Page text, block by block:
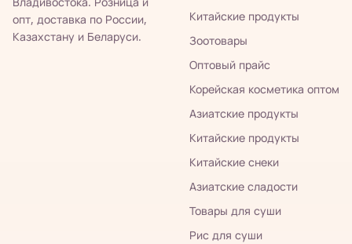
опт, доставка по России,
Казахстану и Беларуси.
Китайские продукты
Зоотовары
Оптовый прайс
Корейская косметика оптом
Азиатские продукты
Китайские продукты
Китайские снеки
Азиатские сладости
Товары для суши
Рис для суши